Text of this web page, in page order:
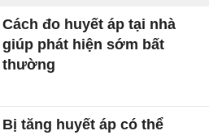
Cách đo huyết áp tại nhà
giúp phát hiện sớm bất
thường
Bị tăng huyết áp có thể